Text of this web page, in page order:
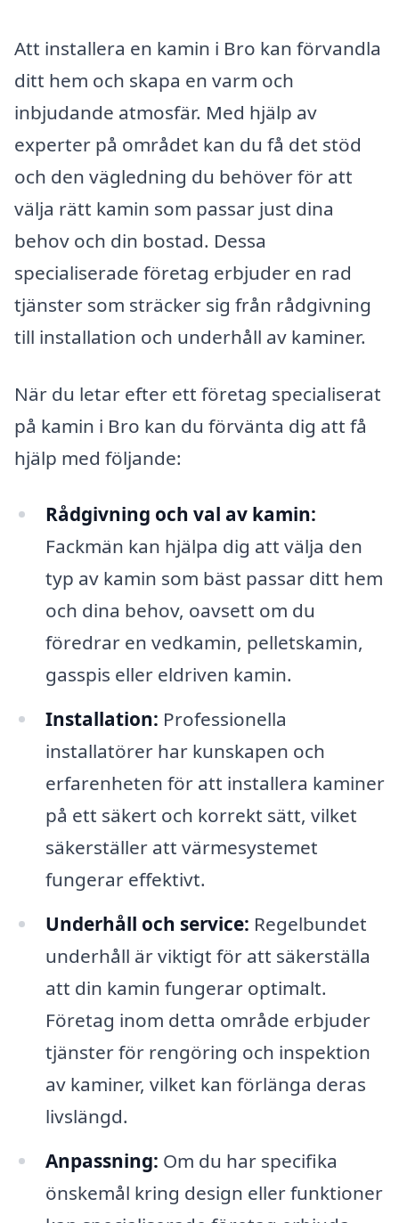
Att installera en kamin i Bro kan förvandla
ditt hem och skapa en varm och
inbjudande atmosfär. Med hjälp av
experter på området kan du få det stöd
och den vägledning du behöver för att
välja rätt kamin som passar just dina
behov och din bostad. Dessa
specialiserade företag erbjuder en rad
tjänster som sträcker sig från rådgivning
till installation och underhåll av kaminer.
När du letar efter ett företag specialiserat
på kamin i Bro kan du förvänta dig att få
hjälp med följande:
Rådgivning och val av kamin:
Fackmän kan hjälpa dig att välja den
typ av kamin som bäst passar ditt hem
och dina behov, oavsett om du
föredrar en vedkamin, pelletskamin,
gasspis eller eldriven kamin.
Installation: Professionella
installatörer har kunskapen och
erfarenheten för att installera kaminer
på ett säkert och korrekt sätt, vilket
säkerställer att värmesystemet
fungerar effektivt.
Underhåll och service: Regelbundet
underhåll är viktigt för att säkerställa
att din kamin fungerar optimalt.
Företag inom detta område erbjuder
tjänster för rengöring och inspektion
av kaminer, vilket kan förlänga deras
livslängd.
Anpassning: Om du har specifika
önskemål kring design eller funktioner